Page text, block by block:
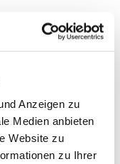
Anzeigen zu
Medien anbieten
Website zu
zu Ihrer